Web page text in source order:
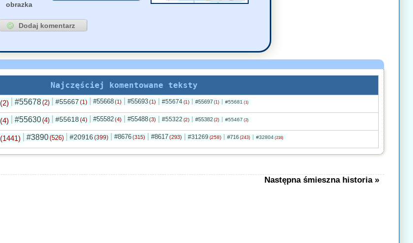
obrazka
Najczęściej komentowane teksty
(2) #55678(2) #55667 (1) #55668 (1) #55693 (1) #55674 (1) #55697 (1) #55681 (1)
(4) #55630(4) #55618 (4) #55582 (4) #55488 (3) #55322 (2) #55382 (2) #55467 (2)
(1441) #3890(526) #20916 (399) #8676 (315) #8617 (293) #31269 (258) #716 (243) #32804 (216)
Następna śmieszna historia »